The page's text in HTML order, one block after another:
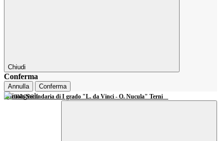
Chiudi
Conferma
Annulla Conferma
Scuola Secondaria di I grado "L. da Vinci - O. Nucula" Terni